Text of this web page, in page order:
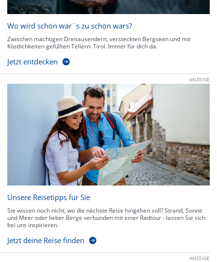
Wo wird schön wär`s zu schön wars?
Zwischen mächtigen Dreitausendern, versteckten Bergseen und mit
Köstlichkeiten gefüllten Tellern: Tirol. Immer für dich da.
Jetzt entdecken
ANZEIGE
Unsere Reisetipps für Sie
Sie wissen noch nicht, wo die nächste Reise hingehen soll? Strand, Sonne
und Meer oder lieber Berge verbunden mit einer Radtour - lassen Sie sich
bei uns inspirieren.
Jetzt deine Reise finden
ANZEIGE